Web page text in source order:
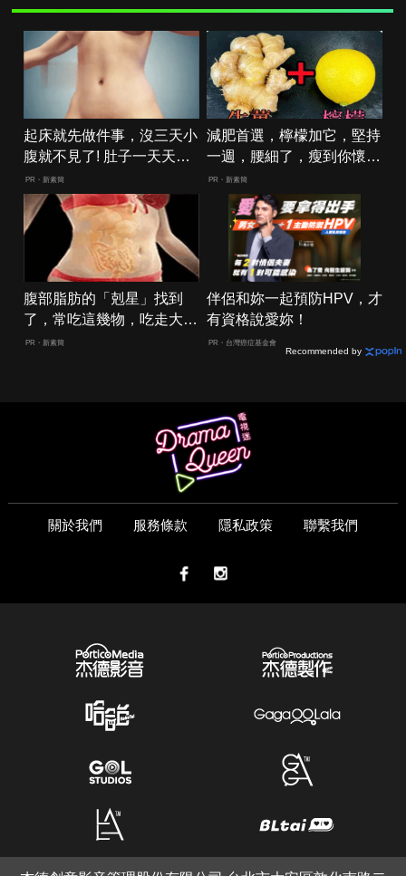
起床就先做件事，沒三天小
腹就不見了! 肚子一天天變
小！
PR・新素簡
減肥首選，檸檬加它，堅持
一週，腰細了，瘦到你懷疑
人生
PR・新素簡
腹部脂肪的「剋星」找到
了，常吃這幾物，吃走大肚
囊，瘦出小蠻腰
PR・新素簡
伴侶和妳一起預防HPV，才
有資格說愛妳！
PR・台灣癌症基金會
Recommended by
關於我們 服務條款 隱私政策 聯繫我們